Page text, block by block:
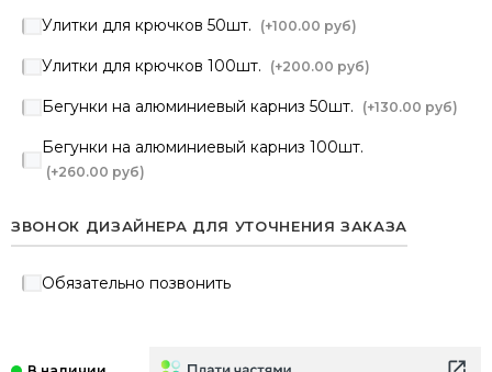
Улитки для крючков 50шт. (+100.00 руб)
Улитки для крючков 100шт. (+200.00 руб)
Бегунки на алюминиевый карниз 50шт. (+130.00 руб)
Бегунки на алюминиевый карниз 100шт.
(+260.00 руб)
ЗВОНОК ДИЗАЙНЕРА ДЛЯ УТОЧНЕНИЯ ЗАКАЗА
Обязательно позвонить